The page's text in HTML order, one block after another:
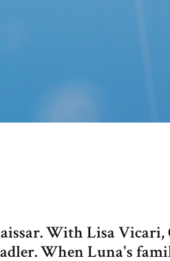
With Lisa
When Luna's